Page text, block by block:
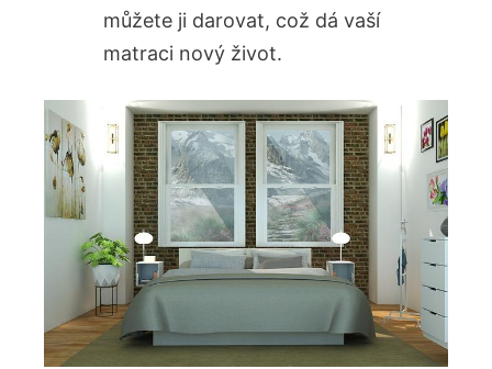
můžete ji darovat, což dá vaší
matraci nový život.